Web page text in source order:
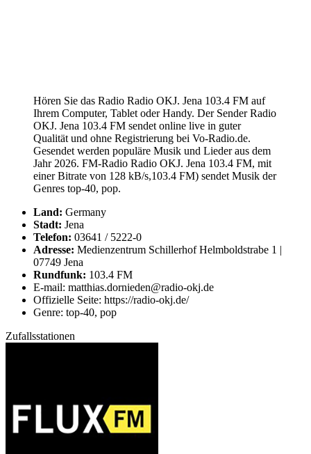
Hören Sie das Radio Radio OKJ. Jena 103.4 FM auf
Ihrem Computer, Tablet oder Handy. Der Sender Radio
OKJ. Jena 103.4 FM sendet online live in guter
Qualität und ohne Registrierung bei Vo-Radio.de.
Gesendet werden populäre Musik und Lieder aus dem
Jahr 2026. FM-Radio Radio OKJ. Jena 103.4 FM, mit
einer Bitrate von 128 kB/s,103.4 FM) sendet Musik der
Genres top-40, pop.
Land: Germany
Stadt: Jena
Telefon: 03641 / 5222-0
Adresse: Medienzentrum Schillerhof Helmboldstrabe 1 |
07749 Jena
Rundfunk: 103.4 FM
E-mail: matthias.dornieden@radio-okj.de
Offizielle Seite: https://radio-okj.de/
Genre: top-40, pop
Zufallsstationen